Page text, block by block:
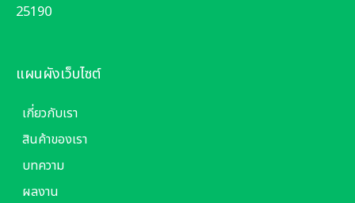
25190
แผนผังเว็บไซต์
เกี่ยวกับเรา
สินค้าของเรา
บทความ
ผลงาน